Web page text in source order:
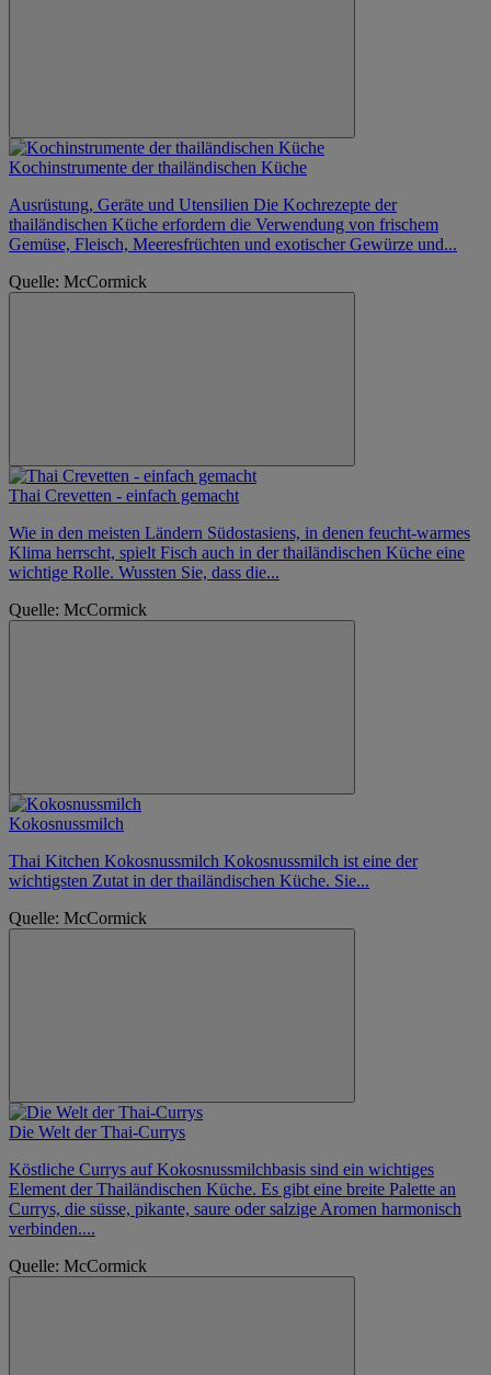
Kochinstrumente der thailändischen Küche
Ausrüstung, Geräte und Utensilien Die Kochrezepte der
thailändischen Küche erfordern die Verwendung von frischem
Gemüse, Fleisch, Meeresfrüchten und exotischer Gewürze und...
Quelle: McCormick
Thai Crevetten - einfach gemacht
Wie in den meisten Ländern Südostasiens, in denen feucht-warmes
Klima herrscht, spielt Fisch auch in der thailändischen Küche eine
wichtige Rolle. Wussten Sie, dass die...
Quelle: McCormick
Kokosnussmilch
Thai Kitchen Kokosnussmilch Kokosnussmilch ist eine der
wichtigsten Zutat in der thailändischen Küche. Sie...
Quelle: McCormick
Die Welt der Thai-Currys
Köstliche Currys auf Kokosnussmilchbasis sind ein wichtiges
Element der Thailändischen Küche. Es gibt eine breite Palette an
Currys, die süsse, pikante, saure oder salzige Aromen harmonisch
verbinden....
Quelle: McCormick